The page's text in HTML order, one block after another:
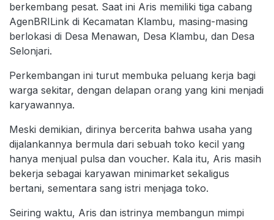
berkembang pesat. Saat ini Aris memiliki tiga cabang
AgenBRILink di Kecamatan Klambu, masing-masing
berlokasi di Desa Menawan, Desa Klambu, dan Desa
Selonjari.
Perkembangan ini turut membuka peluang kerja bagi
warga sekitar, dengan delapan orang yang kini menjadi
karyawannya.
Meski demikian, dirinya bercerita bahwa usaha yang
dijalankannya bermula dari sebuah toko kecil yang
hanya menjual pulsa dan voucher. Kala itu, Aris masih
bekerja sebagai karyawan minimarket sekaligus
bertani, sementara sang istri menjaga toko.
Seiring waktu, Aris dan istrinya membangun mimpi